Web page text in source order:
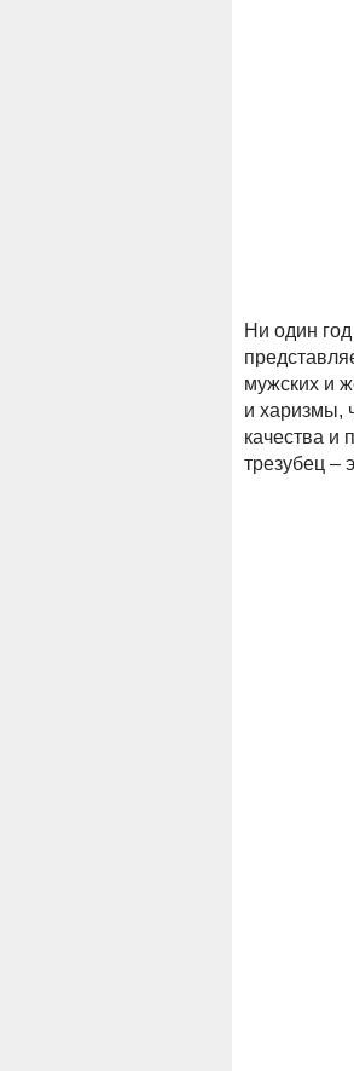
Ни один
мужских и
и харизмы,
качества и
трезубец –